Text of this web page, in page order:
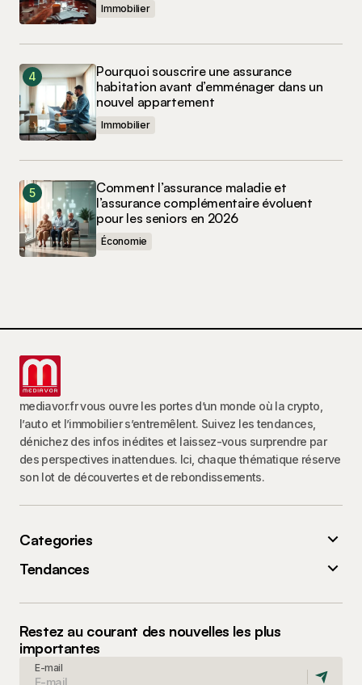
Immobilier
Pourquoi souscrire une assurance
habitation avant d’emménager dans un
nouvel appartement
Immobilier
Comment l’assurance maladie et
l’assurance complémentaire évoluent
pour les seniors en 2026
Économie
mediavor.fr vous ouvre les portes d’un monde où la crypto,
l’auto et l’immobilier s’entremêlent. Suivez les tendances,
dénichez des infos inédites et laissez-vous surprendre par
des perspectives inattendues. Ici, chaque thématique réserve
son lot de découvertes et de rebondissements.
Categories
Tendances
Restez au courant des nouvelles les plus
importantes
E-mail